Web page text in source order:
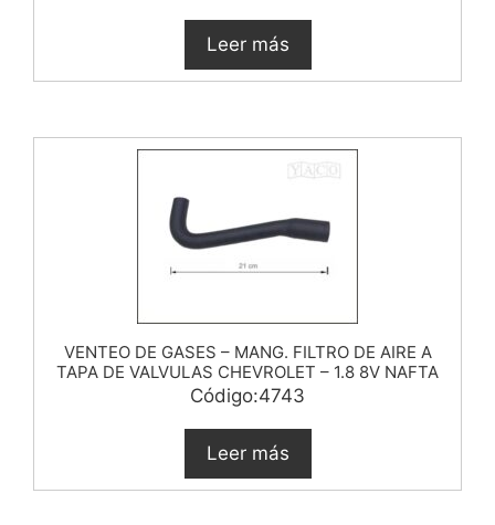
Leer más
VENTEO DE GASES – MANG. FILTRO DE AIRE A
TAPA DE VALVULAS CHEVROLET – 1.8 8V NAFTA
Código:4743
Leer más